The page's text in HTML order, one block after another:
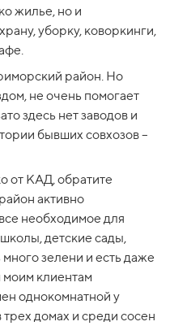
жилье, но и
уборку, коворкинги,
район. Но
не очень помогает
здесь нет заводов и
бывших совхозов –
от КАД, обратите
активно
необходимое для
детские сады,
зелени и есть даже
клиентам
однокомнатной у
трех домах и среди сосен